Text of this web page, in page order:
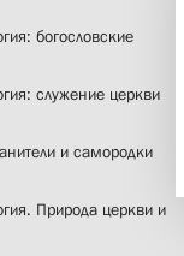
богословские
служение церкви
и самородки
Природа церкви и